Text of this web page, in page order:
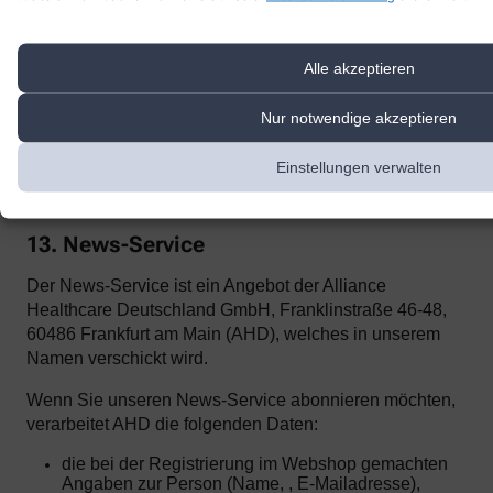
Alle akzeptieren
Nur notwendige akzeptieren
Einstellungen verwalten
Bereitstellung der Kontaktmöglichkeiten nutzen wir den Dienst
Superchat der SuperX GmbH, Prenzlauer Allee 242, 10405 Berlin.
Mit dem Anbieter wurde ein entsprechender Vertrag zur
Auftragsverarbeitung abgeschlossen.
Weitere Informationen zur Datenverarbeitung durch Superchat
13. News-Service
Der News-Service ist ein Angebot der Alliance
Healthcare Deutschland GmbH, Franklinstraße 46-48,
60486 Frankfurt am Main (AHD), welches in unserem
Namen verschickt wird.
Wenn Sie unseren News-Service abonnieren möchten,
verarbeitet AHD die folgenden Daten:
die bei der Registrierung im Webshop gemachten
Angaben zur Person (Name, , E-Mailadresse),